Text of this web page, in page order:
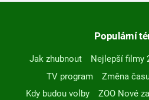
Populární
Jak zhubnout Nejlepší filmy
TV program
Změna
Kdy budou volby
ZOO Nové